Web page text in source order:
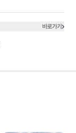
바로가기